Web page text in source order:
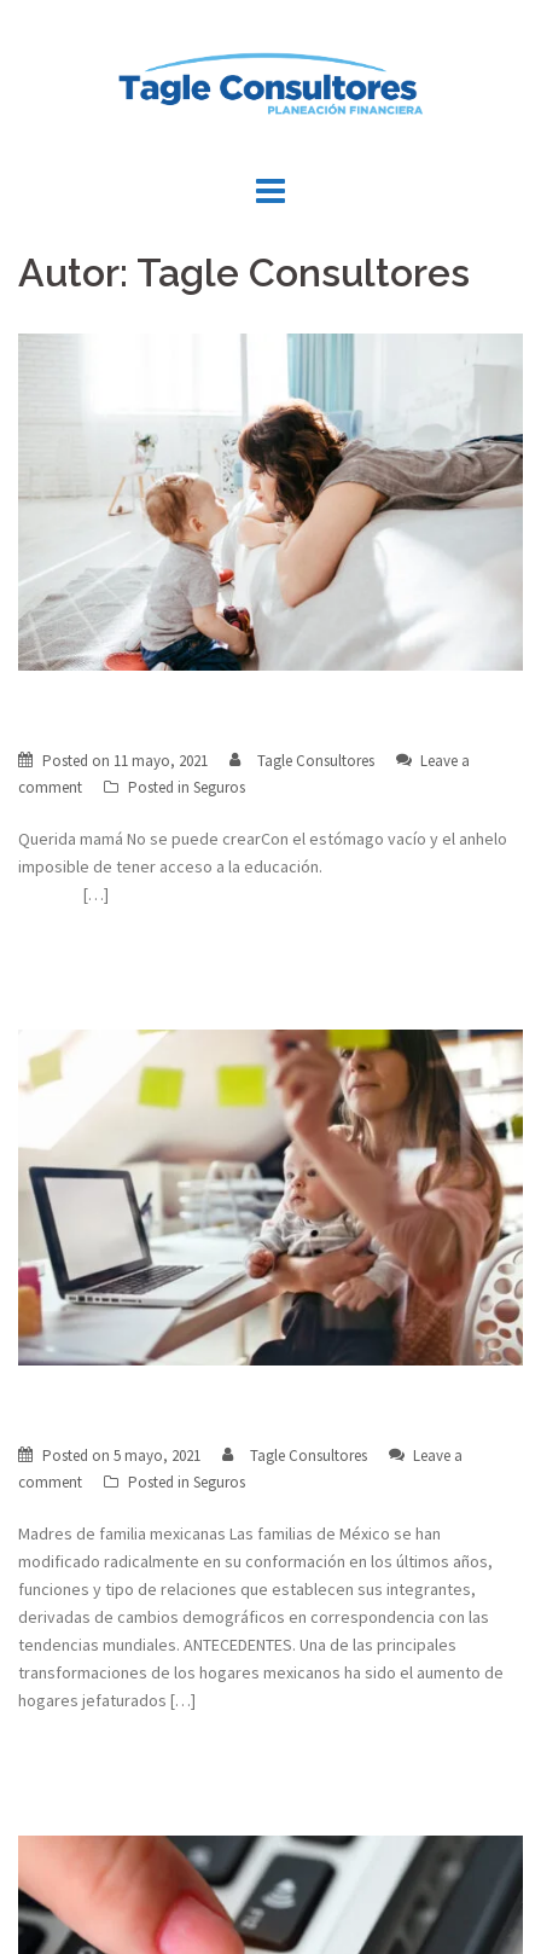
Autor: Tagle Consultores
Posted on 11 mayo, 2021 Tagle Consultores
Leave a
comment
Posted in Seguros
Querida mamá No se puede crearCon el estómago vacío y el anhelo
imposible de tener acceso a la educación.
[…]
Posted on 5 mayo, 2021 Tagle Consultores
Leave a
comment
Posted in Seguros
Madres de familia mexicanas Las familias de México se han
modificado radicalmente en su conformación en los últimos años,
funciones y tipo de relaciones que establecen sus integrantes,
derivadas de cambios demográficos en correspondencia con las
tendencias mundiales. ANTECEDENTES. Una de las principales
transformaciones de los hogares mexicanos ha sido el aumento de
hogares jefaturados […]